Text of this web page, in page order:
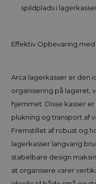
spildplads i
Effektiv Opbevaring
Arca lagerkasser er den
organisering på lageret,
hjemmet. Disse kasser
plukning og transport af
Fremstillet af robust og
lagerkasser langvarig
stabelbare design
at organisere varer